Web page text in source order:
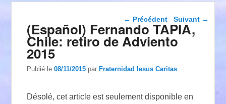
Navigation dans les
articles
← Précédent Suivant →
(Español) Fernando TAPIA,
Chile: retiro de Adviento
2015
Publié le08/11/2015 parFraternidad Iesus Caritas
Désolé, cet article est seulement disponible en